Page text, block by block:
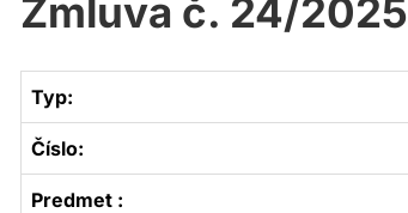
Zmluva č. 24/2025
Typ:
Číslo:
Predmet :